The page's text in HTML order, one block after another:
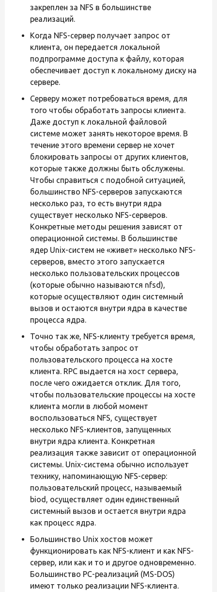
закреплен за NFS в большинстве
реализаций.
Когда NFS-сервер получает запрос от
клиента, он передается локальной
подпрограмме доступа к файлу, которая
обеспечивает доступ к локальному диску на
сервере.
Серверу может потребоваться время, для
того чтобы обработать запросы клиента.
Даже доступ к локальной файловой
системе может занять некоторое время. В
течение этого времени сервер не хочет
блокировать запросы от других клиентов,
которые также должны быть обслужены.
Чтобы справиться с подобной ситуацией,
большинство NFS-серверов запускаются
несколько раз, то есть внутри ядра
существует несколько NFS-серверов.
Конкретные методы решения зависят от
операционной системы. В большинстве
ядер Unix-систем не «живет» несколько NFS-
серверов, вместо этого запускается
несколько пользовательских процессов
(которые обычно называются nfsd),
которые осуществляют один системный
вызов и остаются внутри ядра в качестве
процесса ядра.
Точно так же, NFS-клиенту требуется время,
чтобы обработать запрос от
пользовательского процесса на хосте
клиента. RPC выдается на хост сервера,
после чего ожидается отклик. Для того,
чтобы пользовательские процессы на хосте
клиента могли в любой момент
воспользоваться NFS, существует
несколько NFS-клиентов, запущенных
внутри ядра клиента. Конкретная
реализация также зависит от операционной
системы. Unix-система обычно использует
технику, напоминающую NFS-сервер:
пользовательский процесс, называемый
biod, осуществляет один единственный
системный вызов и остается внутри ядра
как процесс ядра.
Большинство Unix хостов может
функционировать как NFS-клиент и как NFS-
сервер, или как и то и другое одновременно.
Большинство PC-реализаций (MS-DOS)
имеют только реализации NFS-клиента.